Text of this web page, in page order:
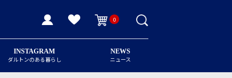
0
INSTAGRAM
ダルトンのある暮らし
NEWS
ニュース